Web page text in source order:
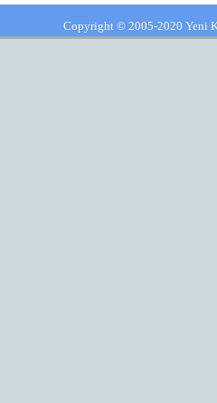
Copyright © 2005-2020 Yeni